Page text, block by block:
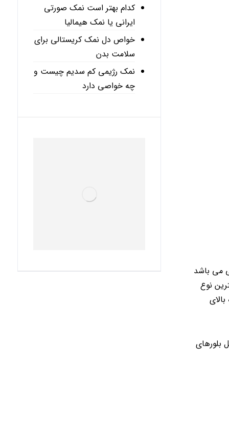
می باشد
نوع
بلورهای
کدام بهتر است نمک صورتی
ایرانی یا نمک هیمالیا
خواص دل نمک کریستالی برای
سلامت بدن
نمک رژیمی کم سدیم چیست و
چه خواصی دارد